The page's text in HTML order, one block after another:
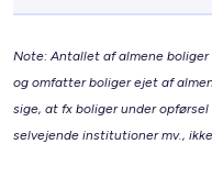
Note: Antallet af almene
og omfatter boliger ejet af
sige, at fx boliger under
selvejende institutioner mv.,